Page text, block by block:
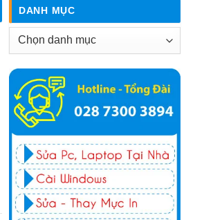
DANH MỤC
Danh